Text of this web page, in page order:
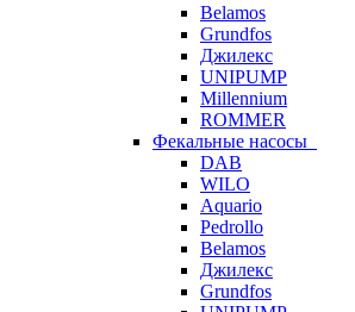
Belamos
Grundfos
Джилекс
UNIPUMP
Millennium
ROMMER
Фекальные насосы
DAB
WILO
Aquario
Pedrollo
Belamos
Джилекс
Grundfos